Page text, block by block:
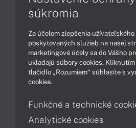
Technológie
Obsah
Možnosti
Podpora a servis
Servisné
súkromia
Za účelom zlepšenia užívateľského
poskytovaných služieb na našej
marketingové účely sa do Vášho
ukladajú súbory cookies. Kliknutím
tlačidlo „Rozumiem“ súhlasíte s
cookies.
Funkčné a technické
Analytické cookies